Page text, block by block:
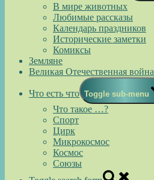
В мире животных
Любимые рассказы
Календарь праздников
Исторические заметки
Комиксы
Земляне
Великая Отечественная война
Что есть что Toggle sub-menu
Что такое …?
Спорт
Цирк
Микрокосмос
Космос
Союзы